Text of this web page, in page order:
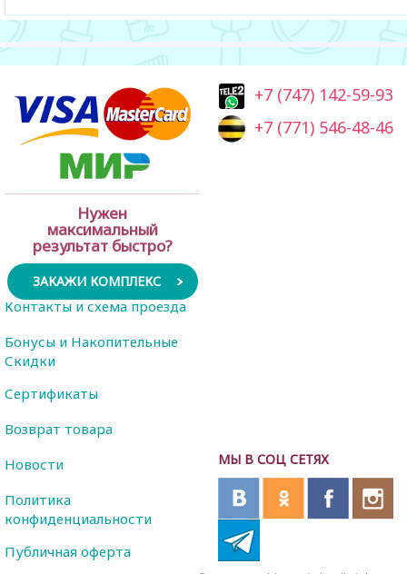
Нужен
максимальный
результат быстро?
ЗАКАЖИ КОМПЛЕКС
+7 (747) 142-59-93
+7 (771) 546-48-46
МЫ В СОЦ СЕТЯХ
Контакты и схема проезда
Бонусы и Накопительные
Скидки
Сертификаты
Возврат товара
Новости
Политика
конфиденциальности
Публичная оферта